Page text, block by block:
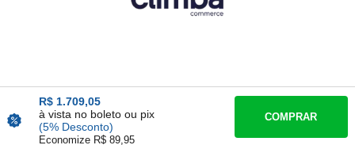
R$ 1.709,05
à vista no boleto ou pix
(5% Desconto)
Economize R$ 89,95
COMPRAR